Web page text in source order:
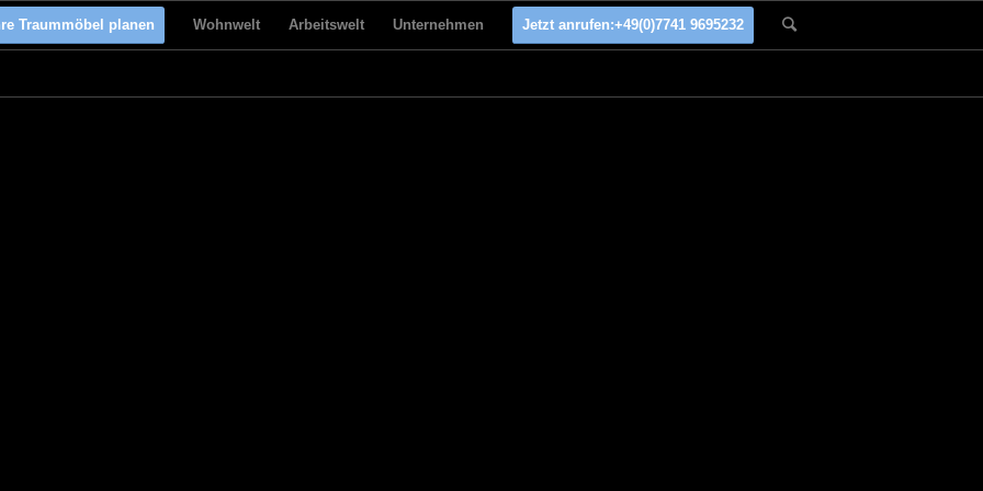
Traummöbel planen Wohnwelt Arbeitswelt Unternehmen Jetzt anrufen:+49(0)7741 9695232